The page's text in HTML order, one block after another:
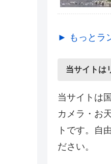
► もっとラ
当サイトは
当サイトは
カメラ・お
トです。自
ださい。